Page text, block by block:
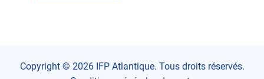
Copyright © 2026 IFP Atlantique. Tous droits réservés.